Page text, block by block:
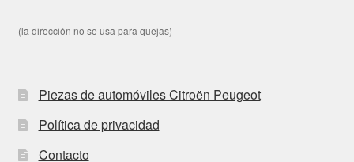
(la dirección no se usa para quejas)
Piezas de automóviles Citroën Peugeot
Política de privacidad
Contacto